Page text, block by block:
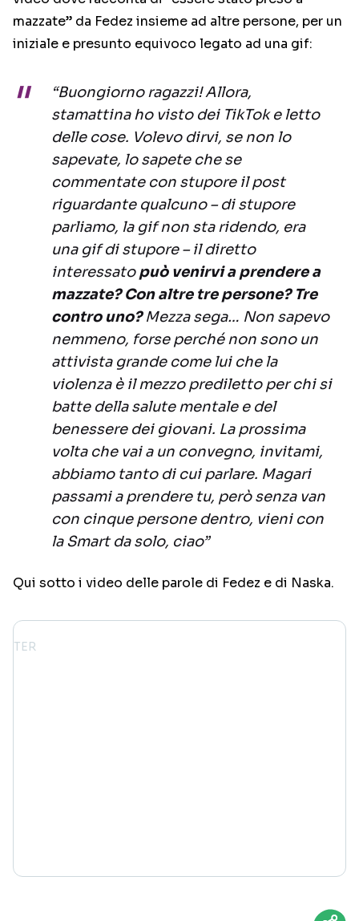
mazzate” da Fedez insieme ad altre persone, per un
iniziale e presunto equivoco legato ad una gif:
“Buongiorno ragazzi! Allora,
stamattina ho visto dei TikTok e letto
delle cose. Volevo dirvi, se non lo
sapevate, lo sapete che se
commentate con stupore il post
riguardante qualcuno – di stupore
parliamo, la gif non sta ridendo, era
una gif di stupore – il diretto
interessatopuò venirvi a prendere a
mazzate? Con altre tre persone? Tre
contro uno?Mezza sega… Non sapevo
nemmeno, forse perché non sono un
attivista grande come lui che la
violenza è il mezzo prediletto per chi si
batte della salute mentale e del
benessere dei giovani. La prossima
volta che vai a un convegno, invitami,
abbiamo tanto di cui parlare. Magari
passami a prendere tu, però senza van
con cinque persone dentro, vieni con
la Smart da solo, ciao”
Qui sotto i video delle parole di Fedez e di Naska.